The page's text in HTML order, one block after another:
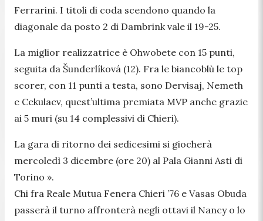
Ferrarini. I titoli di coda scendono quando la
diagonale da posto 2 di Dambrink vale il 19-25.
La miglior realizzatrice è Ohwobete con 15 punti,
seguita da Šunderlíková (12). Fra le biancoblù le top
scorer, con 11 punti a testa, sono Dervisaj, Nemeth
e Cekulaev, quest’ultima premiata MVP anche grazie
ai 5 muri (su 14 complessivi di Chieri).
La gara di ritorno dei sedicesimi si giocherà
mercoledì 3 dicembre (ore 20) al Pala Gianni Asti di
Torino ».
Chi fra Reale Mutua Fenera Chieri ’76 e Vasas Obuda
passerà il turno affronterà negli ottavi il Nancy o lo